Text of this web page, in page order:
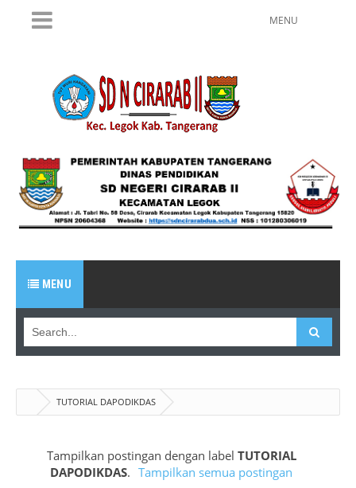
MENU
MENU
TUTORIAL DAPODIKDAS
Tampilkan postingan dengan label TUTORIAL
DAPODIKDAS. Tampilkan semua postingan